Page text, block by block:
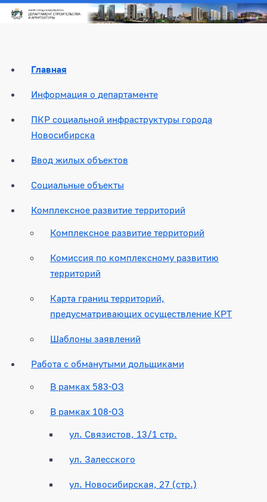
Главная
Информация о департаменте
ПКР социальной инфраструктуры города
Новосибирска
Ввод жилых объектов
Социальные объекты
Комплексное развитие территорий
Комплексное развитие территорий
Комиссия по комплексному развитию
территорий
Карта границ территорий,
предусматривающих осуществление КРТ
Шаблоны заявлений
Работа с обманутыми дольщиками
В рамках 583-ОЗ
В рамках 108-ОЗ
ул. Связистов, 13/1 стр.
ул. Залесского
ул. Новосибирская, 27 (стр.)